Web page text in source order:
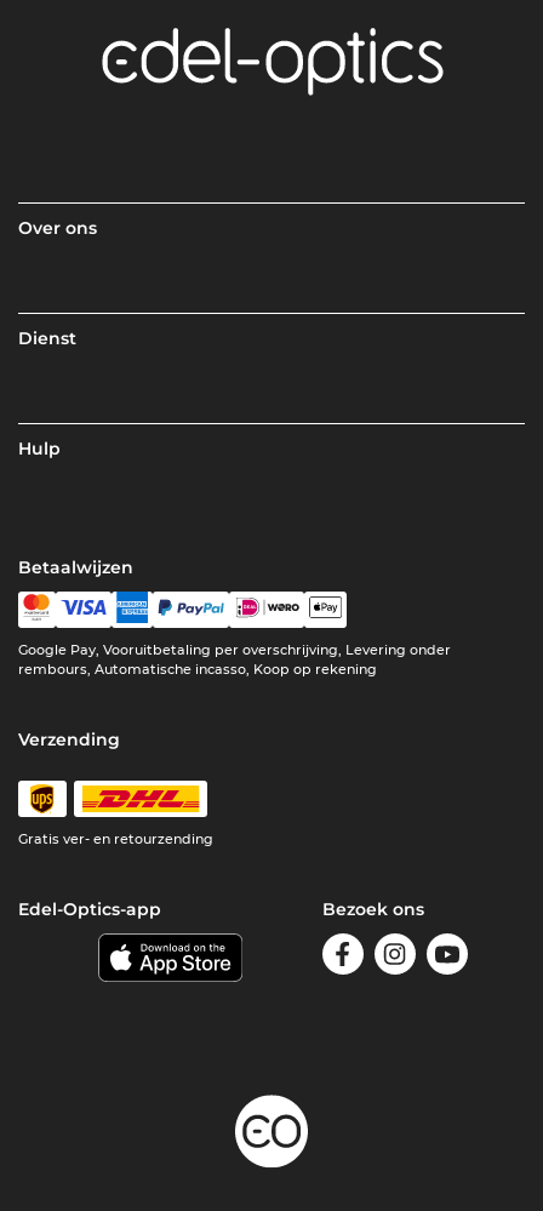
Over ons
Dienst
Hulp
Betaalwijzen
Google Pay, Vooruitbetaling per overschrijving, Levering onder
rembours, Automatische incasso, Koop op rekening
Verzending
Gratis ver- en retourzending
Edel-Optics-app Bezoek ons